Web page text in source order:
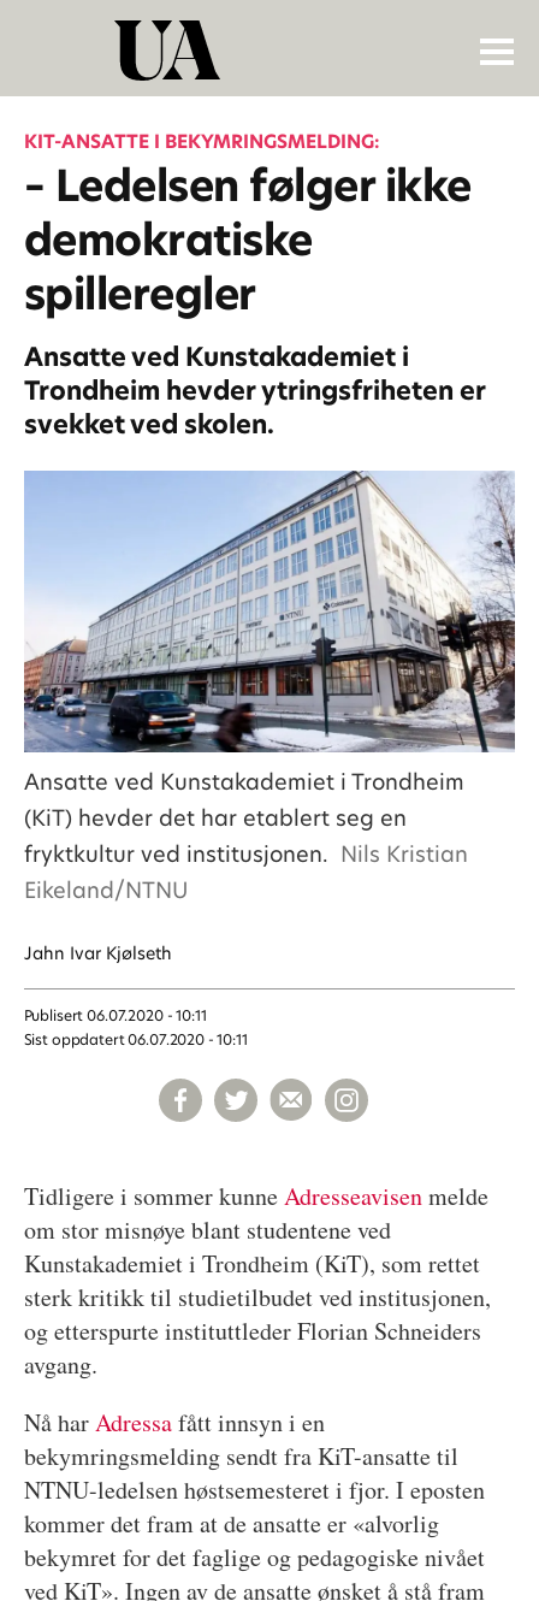
KIT-ANSATTE I BEKYMRINGSMELDING:
– Ledelsen følger ikke
demokratiske
spilleregler
Ansatte ved Kunstakademiet i
Trondheim hevder ytringsfriheten er
svekket ved skolen.
Ansatte ved Kunstakademiet i Trondheim
(KiT) hevder det har etablert seg en
fryktkultur ved institusjonen. Nils Kristian
Eikeland/NTNU
Jahn Ivar Kjølseth
Publisert
06.07.2020 - 10:11
Sist oppdatert
06.07.2020 - 10:11
Tidligere i sommer kunneAdresseavisenmelde
om stor misnøye blant studentene ved
Kunstakademiet i Trondheim (KiT), som rettet
sterk kritikk til studietilbudet ved institusjonen,
og etterspurte instituttleder Florian Schneiders
avgang.
Nå harAdressafått innsyn i en
bekymringsmelding sendt fra KiT-ansatte til
NTNU-ledelsen høstsemesteret i fjor. I eposten
kommer det fram at de ansatte er «alvorlig
bekymret for det faglige og pedagogiske nivået
ved KiT». Ingen av de ansatte ønsket å stå fram